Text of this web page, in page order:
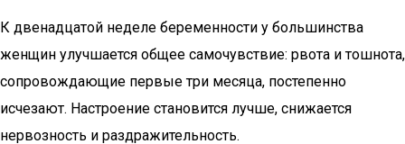
К двенадцатой неделе беременности у большинства
женщин улучшается общее самочувствие: рвота и тошнота,
сопровождающие первые три месяца, постепенно
исчезают. Настроение становится лучше, снижается
нервозность и раздражительность.